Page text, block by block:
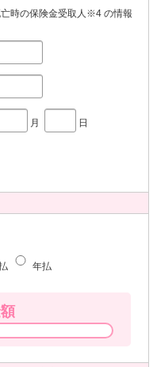
時の保険金受取人※4 の情報
月 日
年払